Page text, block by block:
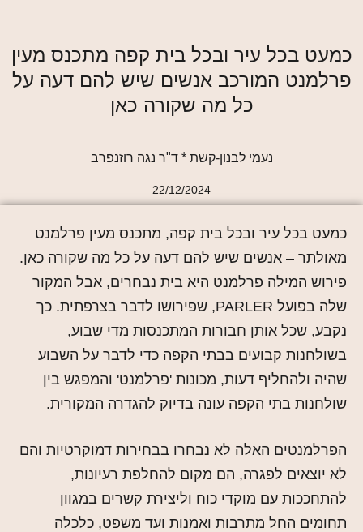
כמעט בכל עיר ובכל בית קפה מתכנס מעין
פרלמנט המורכב אנשים שיש להם דעה על
כל מה שקורה כאן
נעמי לבנון-קשת * ד"ר נגה רוזנפרב
22/12/2024
כמעט בכל עיר ובכל בית קפה, מתכנס מעין פרלמנט
מאולתר – אנשים שיש להם דעה על כל מה שקורה כאן.
פירוש המילה פרלמנט היא בית נבחרים, אבל המקור
שלה בפועל PARLER, שפירושו לדבר בצרפתית. כך
נקבע, שכל אותן חבורות המתכנסות מדי שבוע,
בשולחנות קבועים בבתי הקפה כדי לדבר על השבוע
שהיה ולהחליף דעות, מכונות 'פרלמנט' והמפגש בין
שולחנות בתי הקפה עונה בדיוק להגדרה המקורית.
הפרלמנטים האלה לא נבחרו בבחירות דמוקרטיות והם
לא יוצאים לפגרה, הם מקום להחלפת רעיונות,
להתחככות עם מוקדי כוח וליצירת קשרים במגוון
תחומים החל מתרבות ואמנות ועד משפט, כלכלה